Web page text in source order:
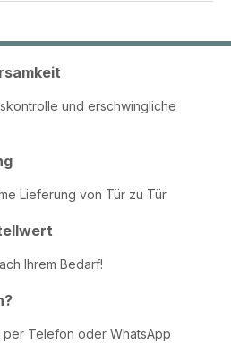
und erschwingliche
Lieferung von Tür zu Tür
Ihrem Bedarf!
per Telefon oder WhatsApp